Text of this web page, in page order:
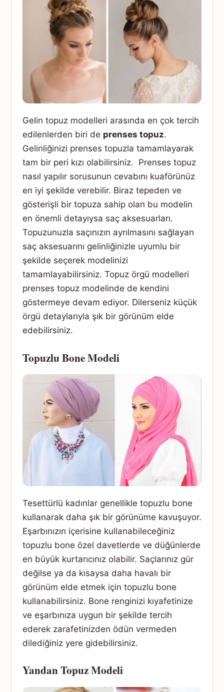
Gelin topuz modelleri arasında en çok tercih
edilenlerden biri de prenses topuz.
Gelinliğinizi prenses topuzla tamamlayarak
tam bir peri kızı olabilirsiniz. Prenses topuz
nasıl yapılır sorusunun cevabını kuaförünüz
en iyi şekilde verebilir. Biraz tepeden ve
gösterişli bir topuza sahip olan bu modelin
en önemli detayıysa saç aksesuarları.
Topuzunuzla saçınızın ayrılmasını sağlayan
saç aksesuarını gelinliğinizle uyumlu bir
şekilde seçerek modelinizi
tamamlayabilirsiniz. Topuz örgü modelleri
prenses topuz modelinde de kendini
göstermeye devam ediyor. Dilerseniz küçük
örgü detaylarıyla şık bir görünüm elde
edebilirsiniz.
Topuzlu Bone Modeli
Tesettürlü kadınlar genellikle topuzlu bone
kullanarak daha şık bir görünüme kavuşuyor.
Eşarbınızın içerisine kullanabileceğiniz
topuzlu bone özel davetlerde ve düğünlerde
en büyük kurtarıcınız olabilir. Saçlarınız gür
değilse ya da kısaysa daha havalı bir
görünüm elde etmek için topuzlu bone
kullanabilirsiniz. Bone renginizi kıyafetinize
ve eşarbınıza uygun bir şekilde tercih
ederek zarafetinizden ödün vermeden
dilediğiniz yere gidebilirsiniz.
Yandan Topuz Modeli